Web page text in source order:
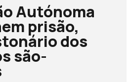
Autónoma
prisão,
dos
são-